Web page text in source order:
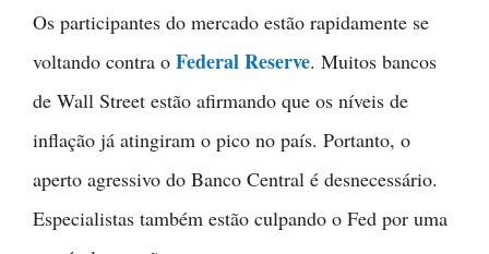
Os participantes do mercado estão rapidamente se
voltando contra o Federal Reserve. Muitos bancos
de Wall Street estão afirmando que os níveis de
inflação já atingiram o pico no país. Portanto, o
aperto agressivo do Banco Central é desnecessário.
Especialistas também estão culpando o Fed por uma